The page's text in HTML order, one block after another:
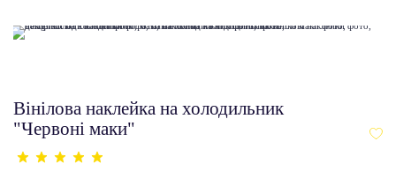
Вінілова наклейка на холодильник
"Червоні маки"